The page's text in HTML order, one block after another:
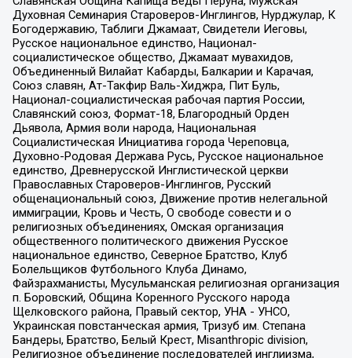
Духовная Семинария Староверов-Инглингов, Нурджулар, К
Богодержавию, Таблиги Джамаат, Свидетели Иеговы,
Русское национальное единство, Национал-
социалистическое общество, Джамаат мувахидов,
Объединенный Вилайат Кабарды, Балкарии и Карачая,
Союз славян, Ат-Такфир Валь-Хиджра, Пит Буль,
Национал-социалистическая рабочая партия России,
Славянский союз, Формат-18, Благородный Орден
Дьявола, Армия воли народа, Национальная
Социалистическая Инициатива города Череповца,
Духовно-Родовая Держава Русь, Русское национальное
единство, Древнерусской Инглистической церкви
Православных Староверов-Инглингов, Русский
общенациональный союз, Движение против нелегальной
иммиграции, Кровь и Честь, О свободе совести и о
религиозных объединениях, Омская организация
общественного политического движения Русское
национальное единство, Северное Братство, Клуб
Болельщиков Футбольного Клуба Динамо,
Файзрахманисты, Мусульманская религиозная организация
п. Боровский, Община Коренного Русского народа
Щелковского района, Правый сектор, УНА - УНСО,
Украинская повстанческая армия, Тризуб им. Степана
Бандеры, Братство, Белый Крест, Misanthropic division,
Религиозное объединение последователей инглиизма,